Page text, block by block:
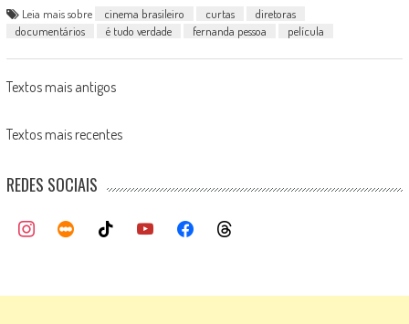
Leia mais sobre cinema brasileiro curtas
diretoras
documentários
é tudo verdade fernanda pessoa película
Posts
navigation
Textos mais antigos
Textos mais recentes
REDES SOCIAIS